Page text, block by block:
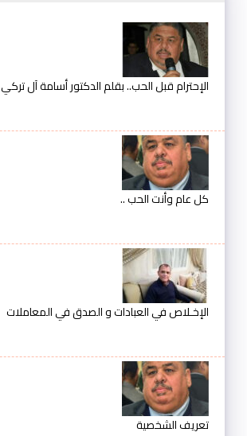
الإحترام قبل الحب.. بقلم الدكتور أسامة آل تركي
كل عام وأنت الحب ..
الإخـلاص في العبادات و الصدق في المعاملات
تعريف الشخصية